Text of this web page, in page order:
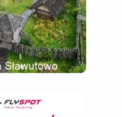
squash - korty do gry
szkoły przygody
teatry